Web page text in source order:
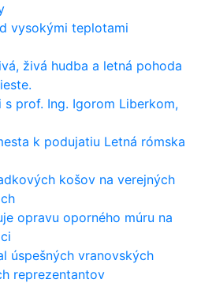
vysokými teplotami
živá hudba a letná pohoda
s prof. Ing. Igorom Liberkom,
k podujatiu Letná rómska
košov na verejných
opravu oporného múru na
úspešných vranovských
reprezentantov